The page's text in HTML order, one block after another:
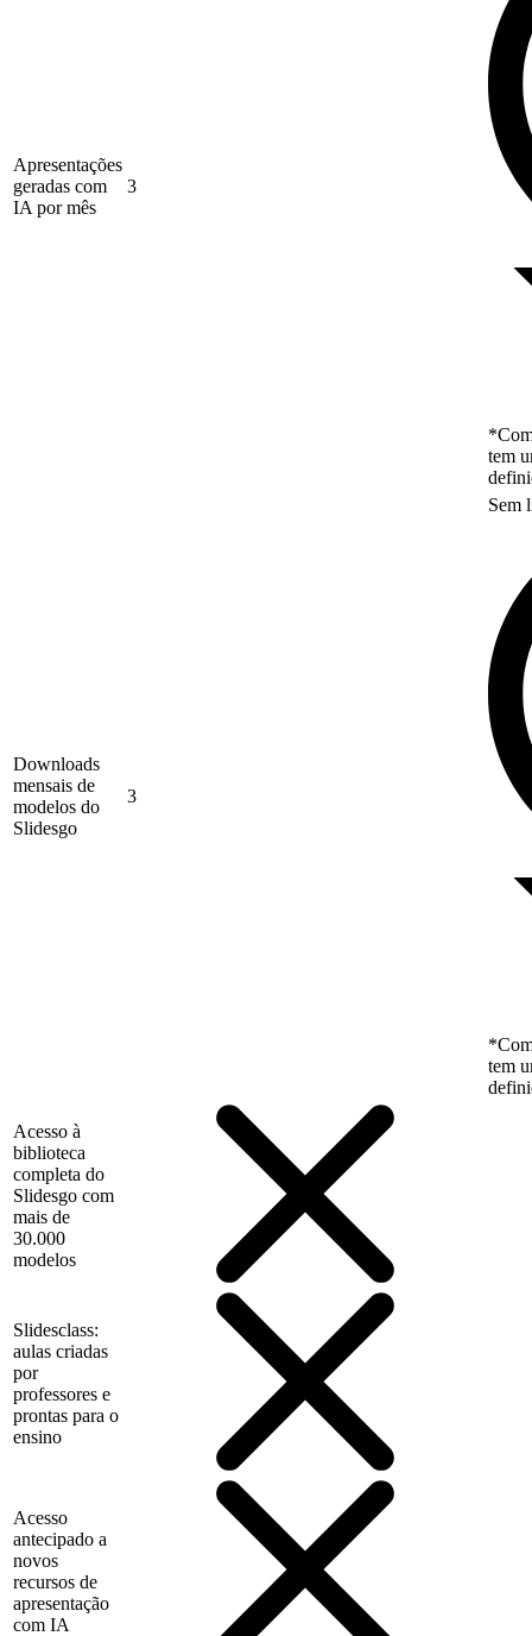
Apresentações
geradas com
IA por mês
3
tem
Downloads
mensais de
modelos do
Slidesgo
3
Sem
tem
Acesso à
biblioteca
completa do
Slidesgo com
mais de
30.000
modelos
Slidesclass:
aulas criadas
por
professores e
prontas para o
ensino
Acesso
antecipado a
novos
recursos de
apresentação
com IA